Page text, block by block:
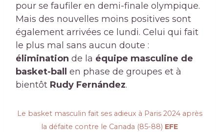
pour se faufiler en demi-finale olympique.
Mais des nouvelles moins positives sont
également arrivées ce lundi. Celui qui fait
le plus mal sans aucun doute :
élimination de la équipe masculine de
basket-ball en phase de groupes et à
bientôt Rudy Fernández.
Le basket masculin fait ses adieux à Paris 2024 après
la défaite contre le Canada (85-88) EFE